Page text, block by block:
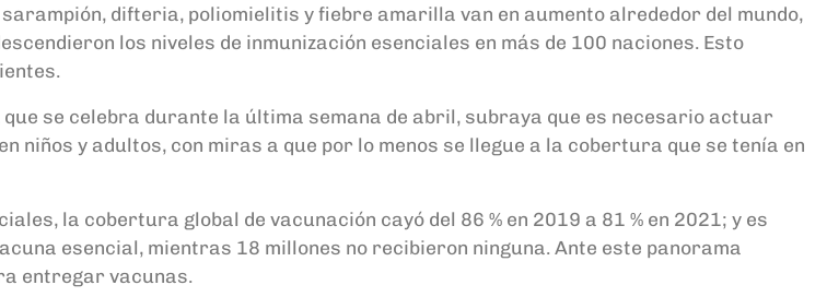
difteria, poliomielitis y fiebre amarilla van en aumento alrededor del mundo,
los niveles de inmunización esenciales en más de 100 naciones. Esto
se celebra durante la última semana de abril, subraya que es necesario actuar
niños y adultos, con miras a que por lo menos se llegue a la cobertura que se tenía en
la cobertura global de vacunación cayó del 86 % en 2019 a 81 % en 2021; y es
esencial, mientras 18 millones no recibieron ninguna. Ante este panorama
entregar vacunas.